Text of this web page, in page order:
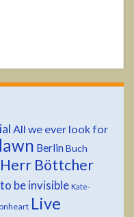
All we ever look for
Berlin Buch
Herr Böttcher
be invisible Kate-
Live